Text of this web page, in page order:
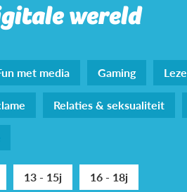
wereld
met media Gaming
Relaties & seksualiteit
13 - 15j 16 - 18j